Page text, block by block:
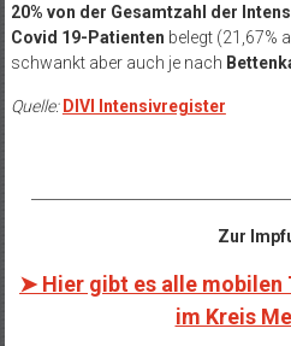
20% von der Gesamtzahl der
Covid 19-Patienten belegt (21,67%
schwankt aber auch je nach
Quelle: DIVI Intensivregister
Zur
➤ Hier gibt es alle
im Kreis